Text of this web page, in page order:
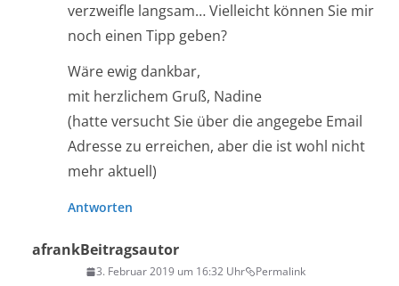
verzweifle langsam… Vielleicht können Sie mir
noch einen Tipp geben?
Wäre ewig dankbar,
mit herzlichem Gruß, Nadine
(hatte versucht Sie über die angegebe Email
Adresse zu erreichen, aber die ist wohl nicht
mehr aktuell)
Antworten
afrankBeitragsautor
3. Februar 2019 um 16:32 Uhr Permalink